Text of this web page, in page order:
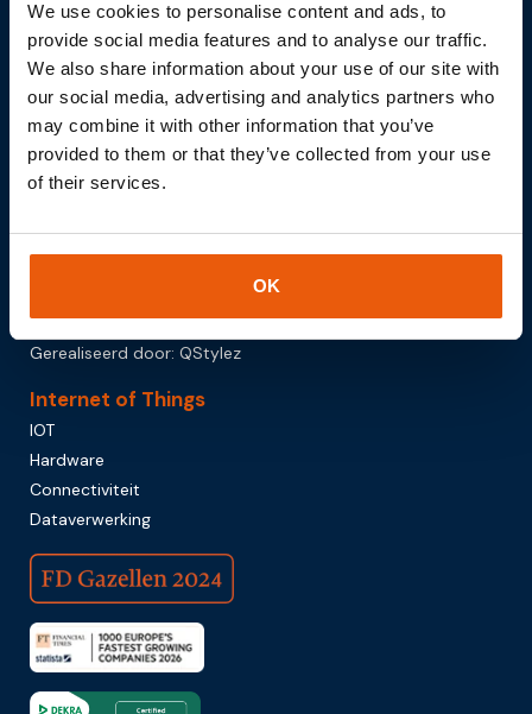
We use cookies to personalise content and ads, to
provide social media features and to analyse our traffic.
We also share information about your use of our site with
our social media, advertising and analytics partners who
may combine it with other information that you’ve
provided to them or that they’ve collected from your use
of their services.
OK
Gerealiseerd door: QStylez
Internet of Things
IOT
Hardware
Connectiviteit
Dataverwerking